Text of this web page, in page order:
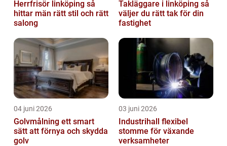
Herrfrisör linköping så
hittar män rätt stil och rätt
salong
Takläggare i linköping så
väljer du rätt tak för din
fastighet
04 juni 2026
Golvmålning ett smart
sätt att förnya och skydda
golv
03 juni 2026
Industrihall flexibel
stomme för växande
verksamheter